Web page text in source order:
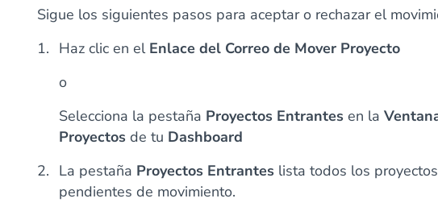
Sigue los siguientes pasos para aceptar o rechazar el
Haz clic en el Enlace del Correo de Mover Proyecto
o
Selecciona la pestaña Proyectos Entrantes en la
Proyectos de tu Dashboard
La pestaña Proyectos Entrantes lista todos los proyectos
pendientes de movimiento.